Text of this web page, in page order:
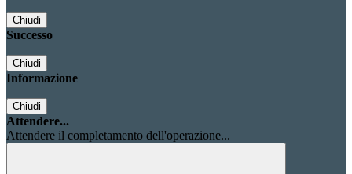
Chiudi
Successo
Chiudi
Informazione
Chiudi
Attendere...
Attendere il completamento dell'operazione...